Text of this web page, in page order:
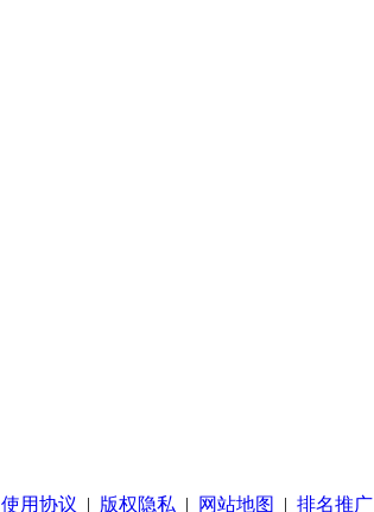
使用协议 | 版权隐私 | 网站地图 | 排名推广